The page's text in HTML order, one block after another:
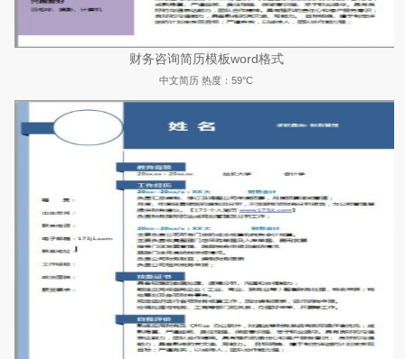
财务咨询简历模板word格式
中文简历 热度：59°C